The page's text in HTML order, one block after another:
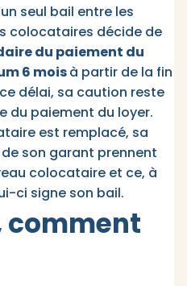
seul bail entre les
colocataires décide de
du paiement du
6 moisà partir de la fin
délai, sa caution reste
du paiement du loyer.
est remplacé, sa
son garant prennent
colocataire et ce, à
ci signe son bail.
comment